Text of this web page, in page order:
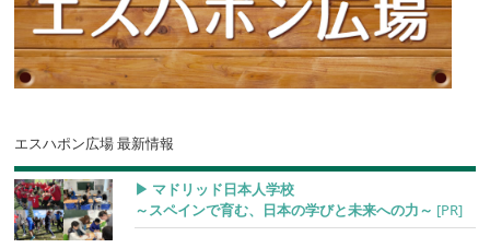
エスハポン広場 最新情報
▶︎ マドリッド日本人学校
～スペインで育む、日本の学びと未来への力～ [PR]